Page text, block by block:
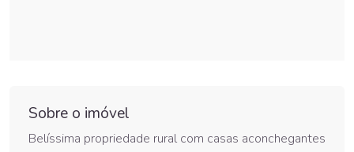
Sobre o imóvel
Belíssima propriedade rural com casas aconchegantes